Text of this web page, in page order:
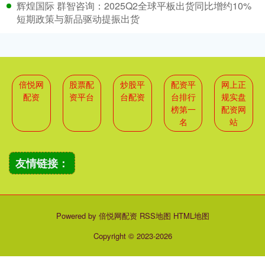
辉煌国际 群智咨询：2025Q2全球平板出货同比增约10%
短期政策与新品驱动提振出货
倍悦网
配资
股票配
资平台
炒股平
台配资
配资平
台排行
榜第一
名
网上正
规实盘
配资网
站
友情链接：
Powered by 倍悦网配资 RSS地图 HTML地图
Copyright © 2023-2026